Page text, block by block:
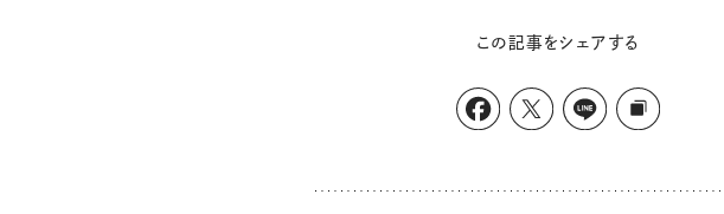
この記事をシェアする